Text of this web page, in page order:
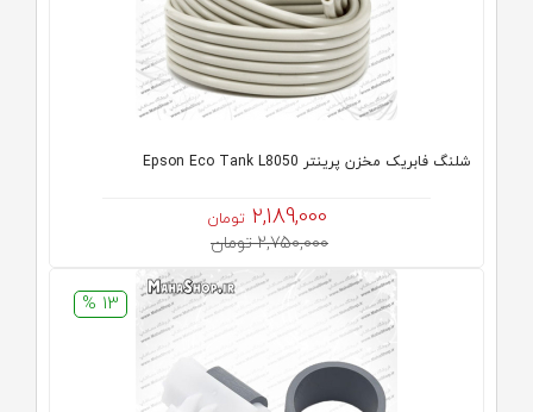
شلنگ فابریک مخزن پرینتر Epson Eco Tank L8050
2,189,000 تومان
2,750,000 تومان
13 %